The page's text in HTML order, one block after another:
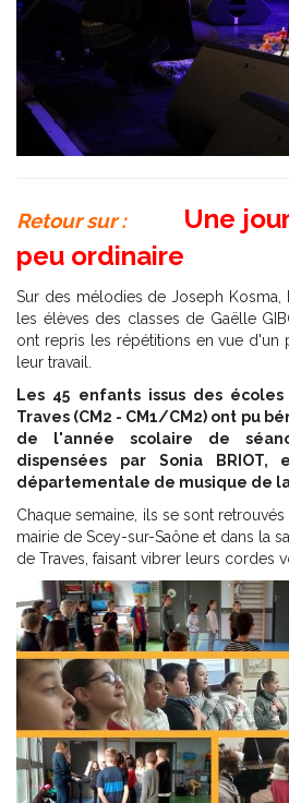
Retour sur : Une
peu ordinaire
Sur des mélodies de Joseph Kosma,
les élèves des classes de Gaëlle
ont repris les répétitions en vue d'un
leur travail.
Les 45 enfants issus des
Traves (CM2 - CM1/CM2) ont pu
de l'année scolaire de
dispensées par Sonia BRIOT,
départementale de musique de
Chaque semaine, ils se sont
mairie de Scey-sur-Saône et dans la
de Traves, faisant vibrer leurs cordes